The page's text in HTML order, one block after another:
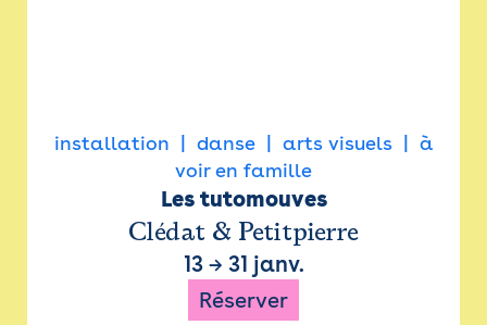
installation danse arts visuels
à
voir en famille
Les tutomouves
Clédat & Petitpierre
13→ 31 janv.
Réserver